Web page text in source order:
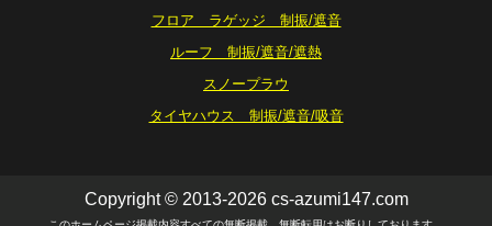
フロア ラゲッジ 制振/遮音
ルーフ 制振/遮音/遮熱
スノープラウ
タイヤハウス 制振/遮音/吸音
Copyright © 2013-2026 cs-azumi147.com